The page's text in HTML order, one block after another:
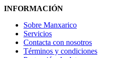
INFORMACIÓN
Sobre Manxarico
Servicios
Contacta con nosotros
Términos y condiciones